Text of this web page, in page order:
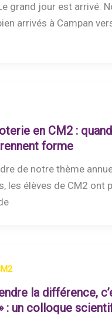
grand jour est arrivé.
arrivés à Campan
en CM2 :
forme
de notre thème
les élèves de CM2 ont
la différence,
: un colloque